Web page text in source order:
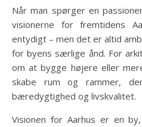
Når man spørger en
visionerne for fremtidens
entydigt – men det er altid
for byens særlige ånd. For
om at bygge højere eller
skabe rum og rammer,
bæredygtighed og livskvalitet.
Visionen for Aarhus er en